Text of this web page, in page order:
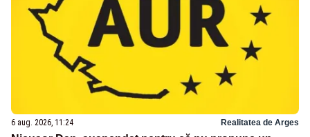
6 aug. 2026, 11:24 Realitatea de Arges